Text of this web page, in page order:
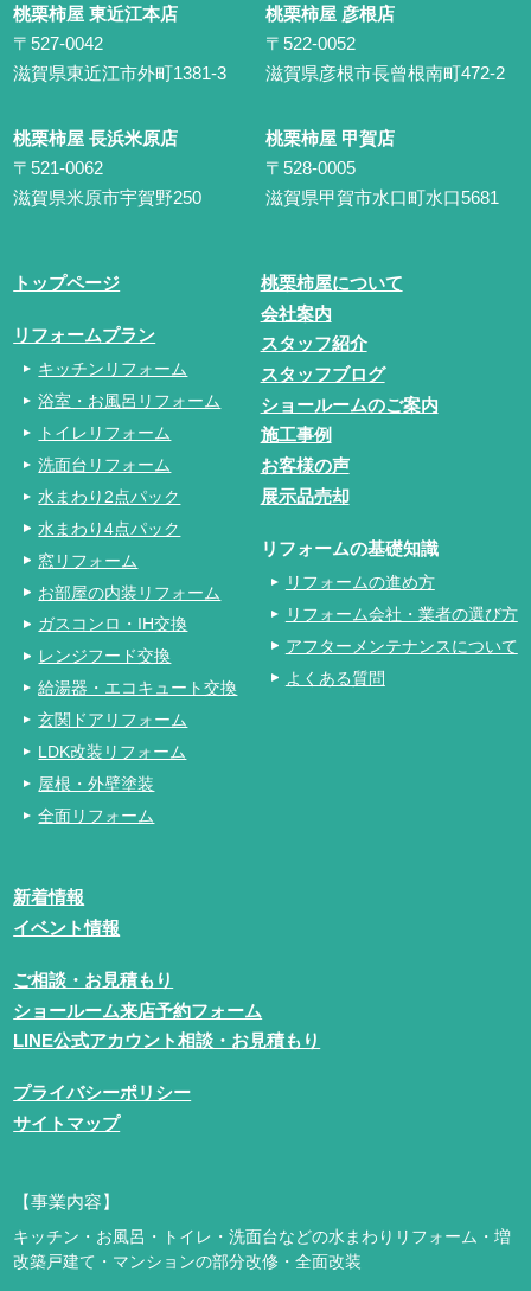
桃栗柿屋 東近江本店
〒527-0042
滋賀県東近江市外町1381-3
桃栗柿屋 彦根店
〒522-0052
滋賀県彦根市長曾根南町472-2
桃栗柿屋 長浜米原店
〒521-0062
滋賀県米原市宇賀野250
桃栗柿屋 甲賀店
〒528-0005
滋賀県甲賀市水口町水口5681
トップページ
リフォームプラン
キッチンリフォーム
浴室・お風呂リフォーム
トイレリフォーム
洗面台リフォーム
水まわり2点パック
水まわり4点パック
窓リフォーム
お部屋の内装リフォーム
ガスコンロ・IH交換
レンジフード交換
給湯器・エコキュート交換
玄関ドアリフォーム
LDK改装リフォーム
屋根・外壁塗装
全面リフォーム
桃栗柿屋について
会社案内
スタッフ紹介
スタッフブログ
ショールームのご案内
施工事例
お客様の声
展示品売却
リフォームの基礎知識
リフォームの進め方
リフォーム会社・業者の選び方
アフターメンテナンスについて
よくある質問
新着情報
イベント情報
ご相談・お見積もり
ショールーム来店予約フォーム
LINE公式アカウント相談・お見積もり
プライバシーポリシー
サイトマップ
【事業内容】
キッチン・お風呂・トイレ・洗面台などの水まわりリフォーム・増
改築戸建て・マンションの部分改修・全面改装